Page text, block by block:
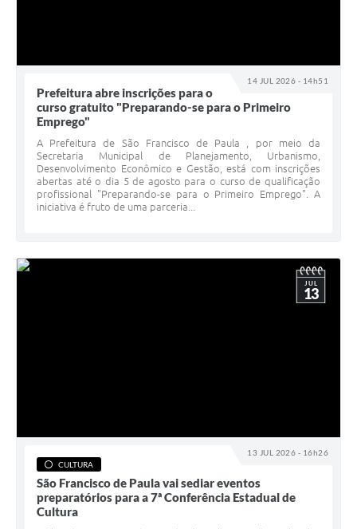
14 JUL 2026 - 14h51
Prefeitura abre inscrições para o
curso gratuito "Preparando-se para o Primeiro
Emprego"
A Prefeitura de São Francisco de Paula , por meio da
Secretaria Municipal de Planejamento, Urbanismo,
Desenvolvimento Econômico e Gestão, está com inscrições
abertas até o dia 5 de agosto para o curso de qualificação
profissional "Preparando-se para o Primeiro Emprego". A
iniciativa é fruto de uma parceria...
13 JUL 2026 - 16h26
JUL
13
CULTURA
São Francisco de Paula vai sediar eventos
preparatórios para a 7ª Conferência Estadual de
Cultura